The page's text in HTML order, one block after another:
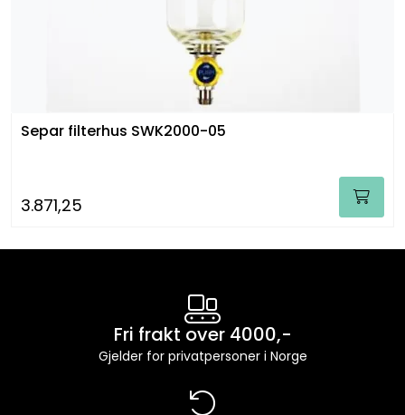
Separ filterhus SWK2000-05
3.871,25
Fri frakt over 4000,-
Gjelder for privatpersoner i Norge